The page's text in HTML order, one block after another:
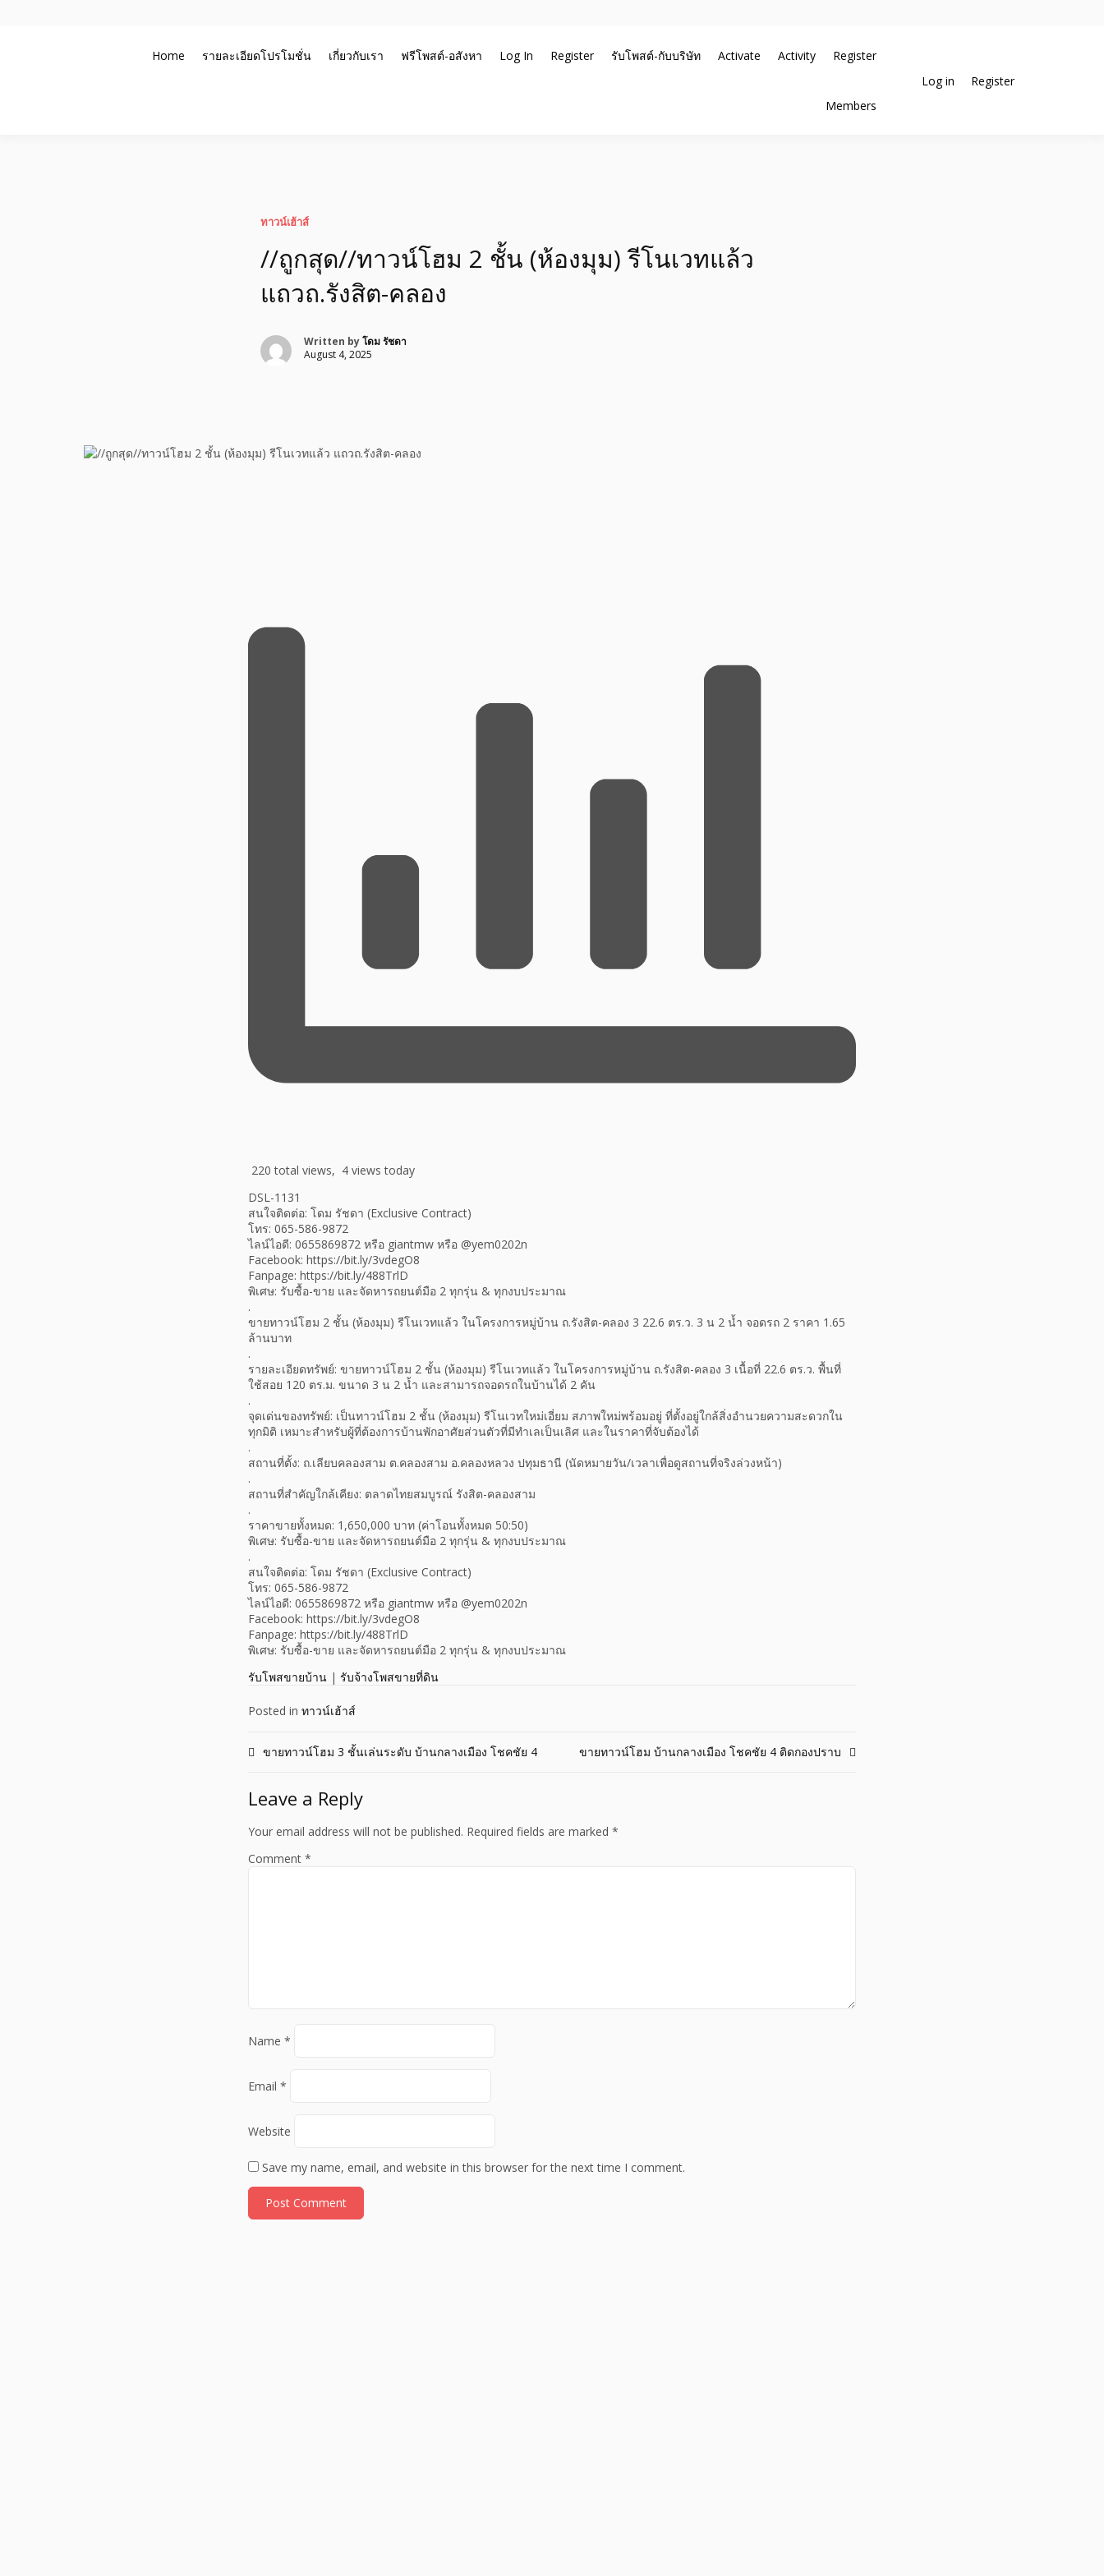
อสังหาโพสต์ รีวิวเยอะ รับจ้างโพสต์ขายบ้าน รับจ้างโพสต์อสังหา แตกต่าง
รับจ้างโพสอสังหา ขายบ้าน อสังหาโพสต์ เชื่อถือได้จริง รับโพสต์ ที่ดิน กับทีมงานบริษัท ถูกและดีที่สุด ไม่มีค่านายหน้า ขายได้จริงๆ ช่วยสร้างโอกาสในการขายได้มากกว่า ที่เดียว ที่กล้าการันตีผลงาน
Home รายละเอียดโปรโมชั่น เกี่ยวกับเรา ฟรีโพสต์-อสังหา Log In Register รับโพสต์-กับบริษัท Activate Activity Register
Members
Log in Register
ทาวน์เฮ้าส์
//ถูกสุด//ทาวน์โฮม 2 ชั้น (ห้องมุม) รีโนเวทแล้ว
แถวถ.รังสิต-คลอง
Written byโดม รัชดา
August 4, 2025
220 total views, 4 views today
DSL-1131
สนใจติดต่อ: โดม รัชดา (Exclusive Contract)
โทร: 065-586-9872
ไลน์ไอดี: 0655869872 หรือ giantmw หรือ @yem0202n
Facebook: https://bit.ly/3vdegO8
Fanpage: https://bit.ly/488TrlD
พิเศษ: รับซื้อ-ขาย และจัดหารถยนต์มือ 2 ทุกรุ่น & ทุกงบประมาณ
.
ขายทาวน์โฮม 2 ชั้น (ห้องมุม) รีโนเวทแล้ว ในโครงการหมู่บ้าน ถ.รังสิต-คลอง 3 22.6 ตร.ว. 3 น 2 น้ำ จอดรถ 2 ราคา 1.65
ล้านบาท
.
รายละเอียดทรัพย์: ขายทาวน์โฮม 2 ชั้น (ห้องมุม) รีโนเวทแล้ว ในโครงการหมู่บ้าน ถ.รังสิต-คลอง 3 เนื้อที่ 22.6 ตร.ว. พื้นที่
ใช้สอย 120 ตร.ม. ขนาด 3 น 2 น้ำ และสามารถจอดรถในบ้านได้ 2 คัน
.
จุดเด่นของทรัพย์: เป็นทาวน์โฮม 2 ชั้น (ห้องมุม) รีโนเวทใหม่เอี่ยม สภาพใหม่พร้อมอยู่ ที่ตั้งอยู่ใกล้สิ่งอำนวยความสะดวกใน
ทุกมิติ เหมาะสำหรับผู้ที่ต้องการบ้านพักอาศัยส่วนตัวที่มีทำเลเป็นเลิศ และในราคาที่จับต้องได้
.
สถานที่ตั้ง: ถ.เลียบคลองสาม ต.คลองสาม อ.คลองหลวง ปทุมธานี (นัดหมายวัน/เวลาเพื่อดูสถานที่จริงล่วงหน้า)
.
สถานที่สำคัญใกล้เคียง: ตลาดไทยสมบูรณ์ รังสิต-คลองสาม
.
ราคาขายทั้งหมด: 1,650,000 บาท (ค่าโอนทั้งหมด 50:50)
พิเศษ: รับซื้อ-ขาย และจัดหารถยนต์มือ 2 ทุกรุ่น & ทุกงบประมาณ
.
สนใจติดต่อ: โดม รัชดา (Exclusive Contract)
โทร: 065-586-9872
ไลน์ไอดี: 0655869872 หรือ giantmw หรือ @yem0202n
Facebook: https://bit.ly/3vdegO8
Fanpage: https://bit.ly/488TrlD
พิเศษ: รับซื้อ-ขาย และจัดหารถยนต์มือ 2 ทุกรุ่น & ทุกงบประมาณ
รับโพสขายบ้าน | รับจ้างโพสขายที่ดิน
Posted in ทาวน์เฮ้าส์
Post
ขายทาวน์โฮม 3 ชั้นเล่นระดับ บ้านกลางเมือง โชคชัย 4 ขายทาวน์โฮม บ้านกลางเมือง โชคชัย 4 ติดกองปราบ
Leave a Reply
Your email address will not be published. Required fields are marked *
Comment *
Name *
Email *
Website
Save my name, email, and website in this browser for the next time I comment.